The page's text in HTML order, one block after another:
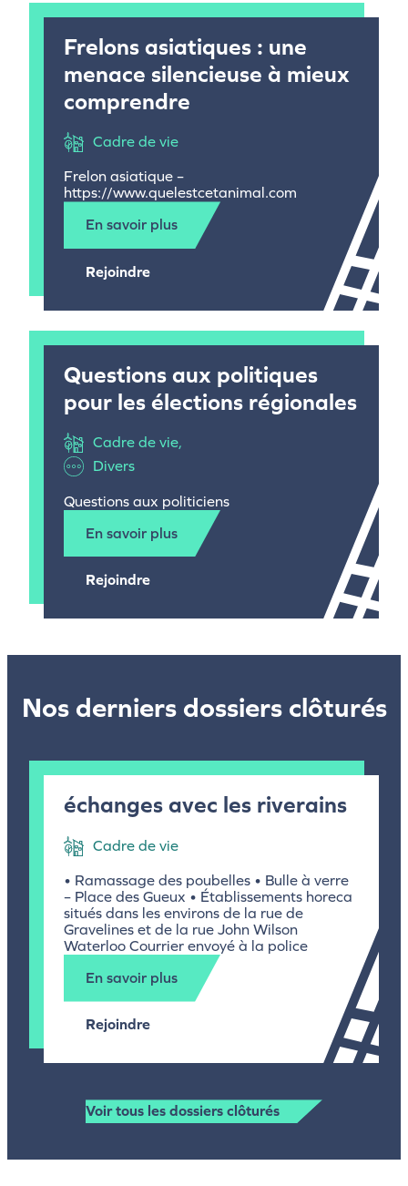
Frelons asiatiques : une
menace silencieuse à mieux
comprendre
Cadre de vie
Frelon asiatique –
https://www.quelestcetanimal.com
En savoir plus
Rejoindre
Questions aux politiques
pour les élections régionales
Cadre de vie
Divers
Questions aux politiciens
En savoir plus
Rejoindre
Nos derniers dossiers clôturés
échanges avec les riverains
Cadre de vie
• Ramassage des poubelles • Bulle à verre
– Place des Gueux • Établissements horeca
situés dans les environs de la rue de
Gravelines et de la rue John Wilson
Waterloo Courrier envoyé à la police
En savoir plus
Rejoindre
Voir tous les dossiers clôturés